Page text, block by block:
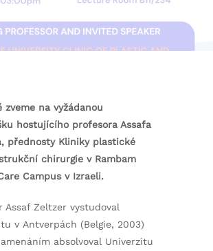
zveme na vyžádanou
hostujícího profesora Assafa
přednosty Kliniky plastické
chirurgie v Rambam
Campus v Izraeli.
Assaf Zeltzer vystudoval
v Antverpách (Belgie, 2003)
absolvoval Univerzitu